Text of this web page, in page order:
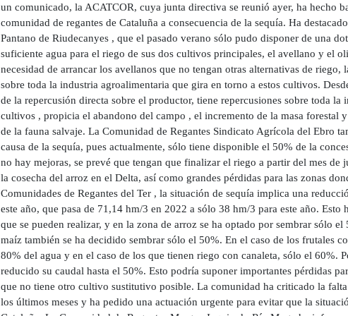
un comunicado, la ACATCOR, cuya junta directiva se reunió ayer, ha hecho
comunidad de regantes de Cataluña a consecuencia de la sequía. Ha
Pantano de Riudecanyes , que el pasado verano sólo pudo disponer de una
suficiente agua para el riego de sus dos cultivos principales, el avellano y el
necesidad de arrancar los avellanos que no tengan otras alternativas de
sobre toda la industria agroalimentaria que gira en torno a estos cultivos.
de la repercusión directa sobre el productor, tiene repercusiones sobre toda
cultivos , propicia el abandono del campo , el incremento de la masa forestal
de la fauna salvaje. La Comunidad de Regantes Sindicato Agrícola del Ebro
causa de la sequía, pues actualmente, sólo tiene disponible el 50% de la
no hay mejoras, se prevé que tengan que finalizar el riego a partir del mes
la cosecha del arroz en el Delta, así como grandes pérdidas para las zonas
Comunidades de Regantes del Ter , la situación de sequía implica una
este año, que pasa de 71,14 hm/3 en 2022 a sólo 38 hm/3 para este año.
que se pueden realizar, y en la zona de arroz se ha optado por sembrar sólo
maíz también se ha decidido sembrar sólo el 50%. En el caso de los frutales
80% del agua y en el caso de los que tienen riego con canaleta, sólo el 60%.
reducido su caudal hasta el 50%. Esto podría suponer importantes pérdidas
que no tiene otro cultivo sustitutivo posible. La comunidad ha criticado la
los últimos meses y ha pedido una actuación urgente para evitar que la